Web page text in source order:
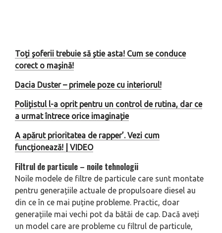
Toți șoferii trebuie să știe asta! Cum se conduce
corect o mașină!
Dacia Duster – primele poze cu interiorul!
Polițistul l-a oprit pentru un control de rutina, dar ce
a urmat întrece orice imaginație
A apărut prioritatea de rapper’. Vezi cum
funcționează! | VIDEO
Filtrul de particule – noile tehnologii
Noile modele de filtre de particule care sunt montate
pentru generațiile actuale de propulsoare diesel au
din ce în ce mai puține probleme. Practic, doar
generațiile mai vechi pot da bătăi de cap. Dacă aveți
un model care are probleme cu filtrul de particule,